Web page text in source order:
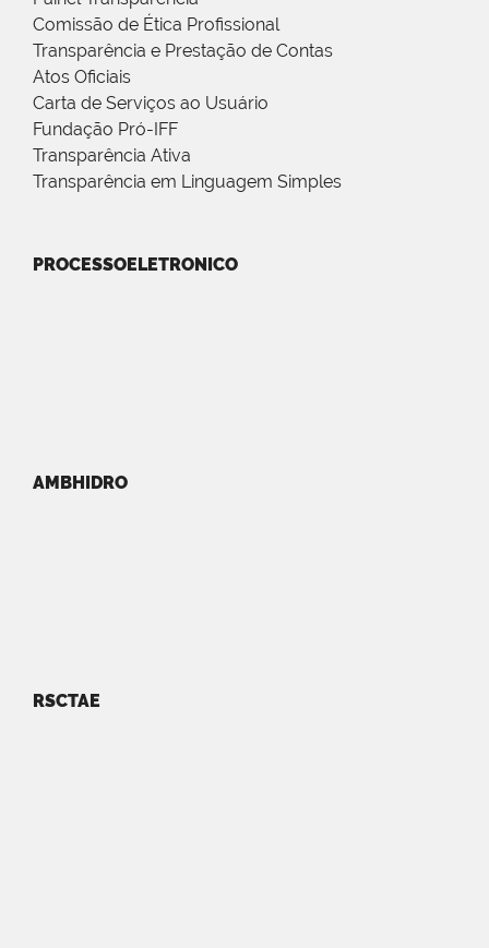
Comissão de Ética Profissional
Transparência e Prestação de Contas
Atos Oficiais
Carta de Serviços ao Usuário
Fundação Pró-IFF
Transparência Ativa
Transparência em Linguagem Simples
PROCESSOELETRONICO
AMBHIDRO
RSCTAE